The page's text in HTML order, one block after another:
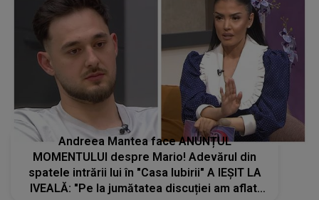
Andreea Mantea face ANUNȚUL
MOMENTULUI despre Mario! Adevărul din
spatele intrării lui în "Casa Iubirii" A IEȘIT LA
IVEALĂ: "Pe la jumătatea discuției am aflat.